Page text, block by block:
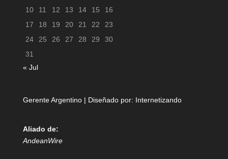
10
11 12 13 14 15
16
17
18 19 20 21 22
23
24
25 26 27 28 29
30
31
« Jul
Gerente Argentino | Diseñado por: Internetizando
Aliado de:
AndeanWire